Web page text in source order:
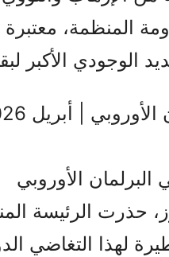
المنظمة،
الوجودي الأكبر
الأوروبي
حذرت الرئيسة
لهذا التغاضي